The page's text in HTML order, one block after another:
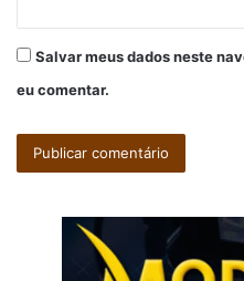
Salvar meus dados neste
eu comentar.